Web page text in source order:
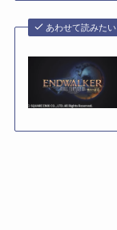
あわせて読みたい